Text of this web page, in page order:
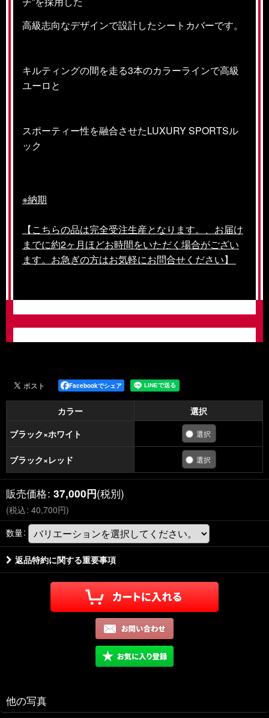
高級志向なデザインで設計したシートカバーです。
キルティングの間を走る3本のカラーラインで高級
ユーロと
スポーティー性を融合させたLUXURY SPORTSル
ック
※納期
【こちらの品は完全受注生産となります。、お届け
までに約2ヶ月ほどお時間をいただく場合がござい
ます。お急ぎの方はお気軽にお問合せください】
Facebookでシェア
カラー
選択
ブラック×ホワイト
ブラック×レッド
販売価格: 37,000円(税別)
(税込: 40,700円)
数量:
返品特約に関する重要事項
他の写真